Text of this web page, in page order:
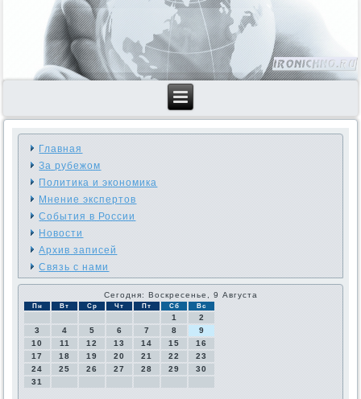
Главная
За рубежом
Политика и экономика
Мнение экспертов
События в России
Новости
Архив записей
Связь с нами
Сегодня: Воскресенье, 9 Августа
Пн Вт Ср Чт Пт Сб Вс
1
2
3
4 5 6 7 8
9
10
11 12 13 14 15
16
17
18 19 20 21 22
23
24
25 26 27 28 29
30
31